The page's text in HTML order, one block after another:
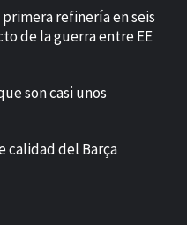
refinería en seis
de la guerra entre EE
son casi unos
calidad del Barça